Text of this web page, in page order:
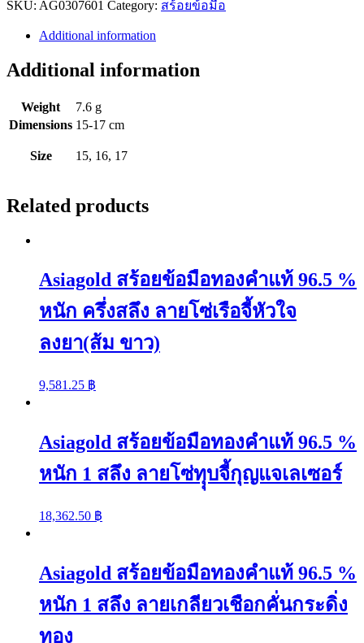
ข้อ
ทองคำ
แท้
หนัก
2
สลึง
ตุ้งติ้ง
ลงยา(ม่วง
ขาว)
quantity
SKU: AG0307601 Category: สร้อยข้อมือ
Additional information
Additional information
Weight
7.6 g
Dimensions 15-17 cm
Size 15, 16, 17
Related products
Asiagold สร้อยข้อมือทองคำแท้ 96.5 %
หนัก ครึ่งสลึง ลายโซ่เรือจี้หัวใจ
ลงยา(ส้ม ขาว)
9,581.25 ฿
Asiagold สร้อยข้อมือทองคำแท้ 96.5 %
หนัก 1 สลึง ลายโซ่ทุุบจี้กุญแจเลเซอร์
18,362.50 ฿
Asiagold สร้อยข้อมือทองคำแท้ 96.5 %
หนัก 1 สลึง ลายเกลียวเชือกคั่นกระดิ่ง
ทอง